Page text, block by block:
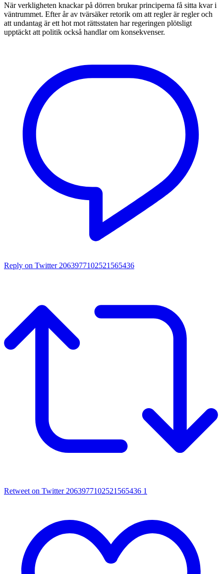
När verkligheten knackar på dörren brukar principerna få sitta kvar i
väntrummet. Efter år av tvärsäker retorik om att regler är regler och
att undantag är ett hot mot rättsstaten har regeringen plötsligt
upptäckt att politik också handlar om konsekvenser.
Reply on Twitter 2063977102521565436
Retweet on Twitter 2063977102521565436 1